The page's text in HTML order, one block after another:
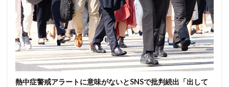
熱中症警戒アラートに意味がないとSNSで批判続出「出して